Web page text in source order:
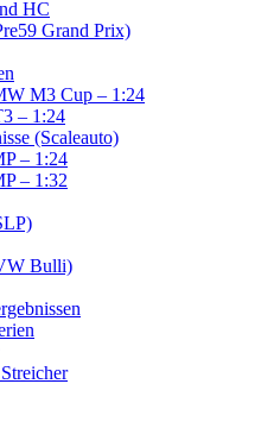
HC
Grand Prix)
M3 Cup – 1:24
– 1:24
(Scaleauto)
– 1:24
– 1:32
Bulli)